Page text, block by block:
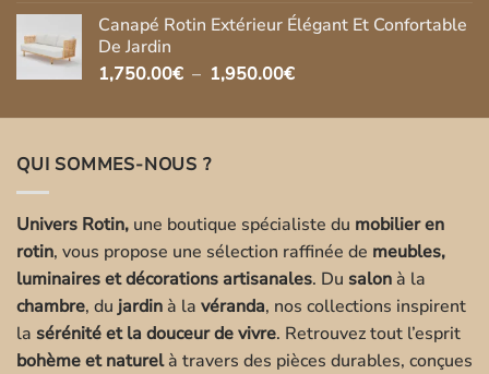
Canapé Rotin Extérieur Élégant Et Confortable
De Jardin
1,750.00€ – 1,950.00€Plage
prix :
QUI SOMMES-NOUS ?
Univers Rotin, une boutique spécialiste du mobilier en
rotin, vous propose une sélection raffinée de meubles,
luminaires et décorations artisanales. Du salon à la
chambre, du jardin à la véranda, nos collections inspirent
la sérénité et la douceur de vivre. Retrouvez tout l’esprit
bohème et naturelà travers des pièces durables, conçues